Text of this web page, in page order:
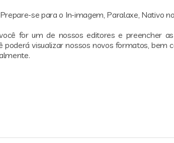
se para o In-imagem, Paralaxe, Nativo
for um de nossos editores e preencher
visualizar nossos novos formatos, bem